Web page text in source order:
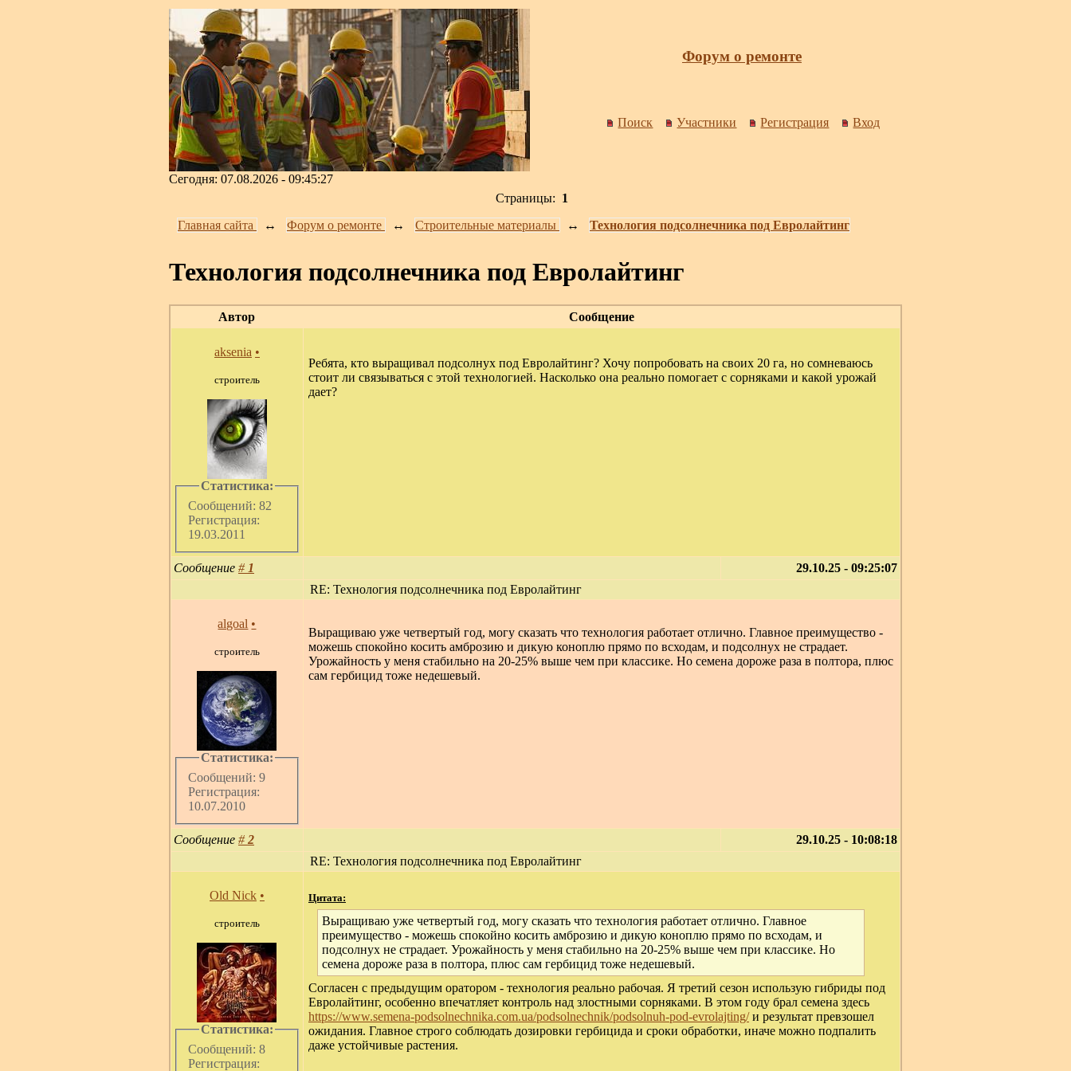
Форум о ремонте
Поиск Участники Регистрация Вход
Сегодня: 07.08.2026 - 09:45:27
Страницы: 1
Главная сайта
↔️ Форум о ремонте ↔️ Строительные материалы ↔️ Технология подсолнечника под Евролайтинг
Технология подсолнечника под Евролайтинг
Автор Сообщение
aksenia •
строитель
Статистика:
Сообщений: 82
Регистрация:
19.03.2011
Ребята, кто выращивал подсолнух под Евролайтинг? Хочу попробовать на своих 20 га, но сомневаюсь
стоит ли связываться с этой технологией. Насколько она реально помогает с сорняками и какой урожай
дает?
Сообщение # 1
29.10.25 - 09:25:07
RE: Технология подсолнечника под Евролайтинг
algoal •
строитель
Статистика:
Сообщений: 9
Регистрация:
10.07.2010
Выращиваю уже четвертый год, могу сказать что технология работает отлично. Главное преимущество -
можешь спокойно косить амброзию и дикую коноплю прямо по всходам, и подсолнух не страдает.
Урожайность у меня стабильно на 20-25% выше чем при классике. Но семена дороже раза в полтора, плюс
сам гербицид тоже недешевый.
Сообщение #2
29.10.25 - 10:08:18
RE: Технология подсолнечника под Евролайтинг
Old Nick •
строитель
Статистика:
Сообщений: 8
Регистрация:
Цитата:
Выращиваю уже четвертый год, могу сказать что технология работает отлично. Главное
преимущество - можешь спокойно косить амброзию и дикую коноплю прямо по всходам, и
подсолнух не страдает. Урожайность у меня стабильно на 20-25% выше чем при классике. Но
семена дороже раза в полтора, плюс сам гербицид тоже недешевый.
Согласен с предыдущим оратором - технология реально рабочая. Я третий сезон использую гибриды под
Евролайтинг, особенно впечатляет контроль над злостными сорняками. В этом году брал семена здесь
https://www.semena-podsolnechnika.com.ua/podsolnechnik/podsolnuh-pod-evrolajting/и результат превзошел
ожидания. Главное строго соблюдать дозировки гербицида и сроки обработки, иначе можно подпалить
даже устойчивые растения.